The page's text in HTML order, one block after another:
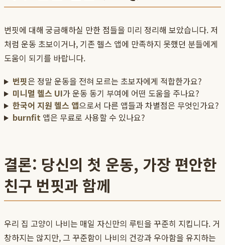
번핏에 대해 궁금해하실 만한 점들을 미리 정리해 보았습니다. 저
처럼 운동 초보이거나, 기존 헬스 앱에 만족하지 못했던 분들에게
도움이 되기를 바랍니다.
번핏은 정말 운동을 전혀 모르는 초보자에게 적합한가요?
미니멀 헬스 UI가 운동 동기 부여에 어떤 도움을 주나요?
한국어 지원 헬스 앱으로서 다른 앱들과 차별점은 무엇인가요?
burnfit앱은 무료로 사용할 수 있나요?
결론: 당신의 첫 운동, 가장 편안한
친구 번핏과 함께
우리 집 고양이 나비는 매일 자신만의 루틴을 꾸준히 지킵니다. 거
창하지는 않지만, 그 꾸준함이 나비의 건강과 우아함을 유지하는